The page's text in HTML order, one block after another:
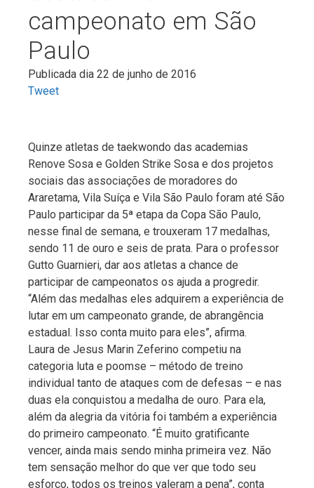
campeonato em São
Paulo
Publicada dia 22 de junho de 2016
Tweet
Quinze atletas de taekwondo das academias
Renove Sosa e Golden Strike Sosa e dos projetos
sociais das associações de moradores do
Araretama, Vila Suíça e Vila São Paulo foram até São
Paulo participar da 5ª etapa da Copa São Paulo,
nesse final de semana, e trouxeram 17 medalhas,
sendo 11 de ouro e seis de prata. Para o professor
Gutto Guarnieri, dar aos atletas a chance de
participar de campeonatos os ajuda a progredir.
“Além das medalhas eles adquirem a experiência de
lutar em um campeonato grande, de abrangência
estadual. Isso conta muito para eles”, afirma.
Laura de Jesus Marin Zeferino competiu na
categoria luta e poomse – método de treino
individual tanto de ataques com de defesas – e nas
duas ela conquistou a medalha de ouro. Para ela,
além da alegria da vitória foi também a experiência
do primeiro campeonato. “É muito gratificante
vencer, ainda mais sendo minha primeira vez. Não
tem sensação melhor do que ver que todo seu
esforço, todos os treinos valeram a pena”, conta